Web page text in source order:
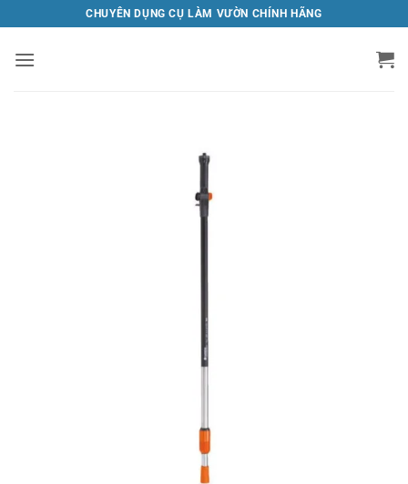
qua
nội
CHUYÊN DỤNG CỤ LÀM VƯỜN CHÍNH HÃNG